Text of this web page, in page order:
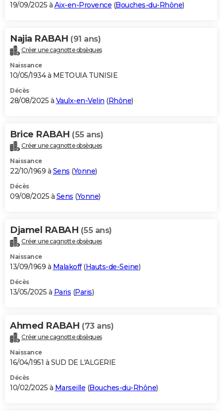
19/09/2025 à Aix-en-Provence (Bouches-du-Rhône)
Najia RABAH (91 ans)
Créer une cagnotte obsèques
Naissance
10/05/1934 à METOUIA TUNISIE
Décès
28/08/2025 à Vaulx-en-Velin (Rhône)
Brice RABAH (55 ans)
Créer une cagnotte obsèques
Naissance
22/10/1969 à Sens (Yonne)
Décès
09/08/2025 à Sens (Yonne)
Djamel RABAH (55 ans)
Créer une cagnotte obsèques
Naissance
13/09/1969 à Malakoff(Hauts-de-Seine)
Décès
13/05/2025 à Paris (Paris)
Ahmed RABAH (73 ans)
Créer une cagnotte obsèques
Naissance
16/04/1951 à SUD DE L'ALGERIE
Décès
10/02/2025 à Marseille (Bouches-du-Rhône)